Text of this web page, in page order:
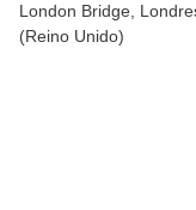
London Bridge,
(Reino Unido)